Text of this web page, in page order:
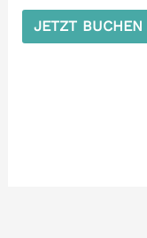
JETZT BUCHEN